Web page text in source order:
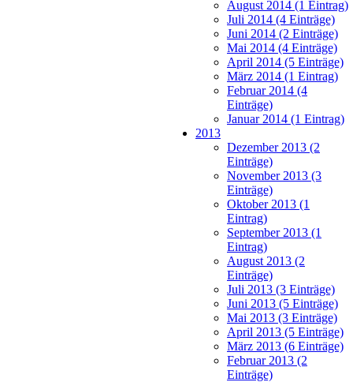
August 2014 (1 Eintrag)
Juli 2014 (4 Einträge)
Juni 2014 (2 Einträge)
Mai 2014 (4 Einträge)
April 2014 (5 Einträge)
März 2014 (1 Eintrag)
Februar 2014 (4
Einträge)
Januar 2014 (1 Eintrag)
2013
Dezember 2013 (2
Einträge)
November 2013 (3
Einträge)
Oktober 2013 (1
Eintrag)
September 2013 (1
Eintrag)
August 2013 (2
Einträge)
Juli 2013 (3 Einträge)
Juni 2013 (5 Einträge)
Mai 2013 (3 Einträge)
April 2013 (5 Einträge)
März 2013 (6 Einträge)
Februar 2013 (2
Einträge)